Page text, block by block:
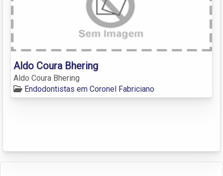
Aldo Coura Bhering
Aldo Coura Bhering
Endodontistas em Coronel Fabriciano